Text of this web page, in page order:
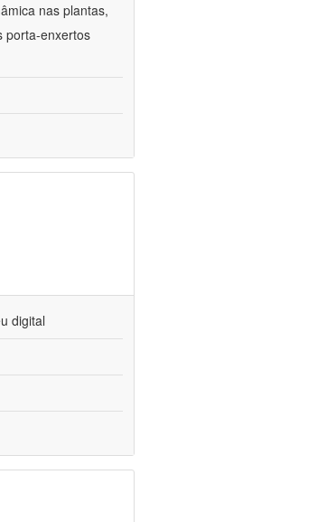
nas plantas,
porta-enxertos
digital